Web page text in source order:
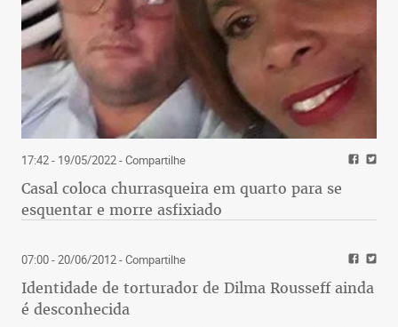
17:42 - 19/05/2022- Compartilhe
Casal coloca churrasqueira em quarto para se
esquentar e morre asfixiado
07:00 - 20/06/2012- Compartilhe
Identidade de torturador de Dilma Rousseff ainda
é desconhecida